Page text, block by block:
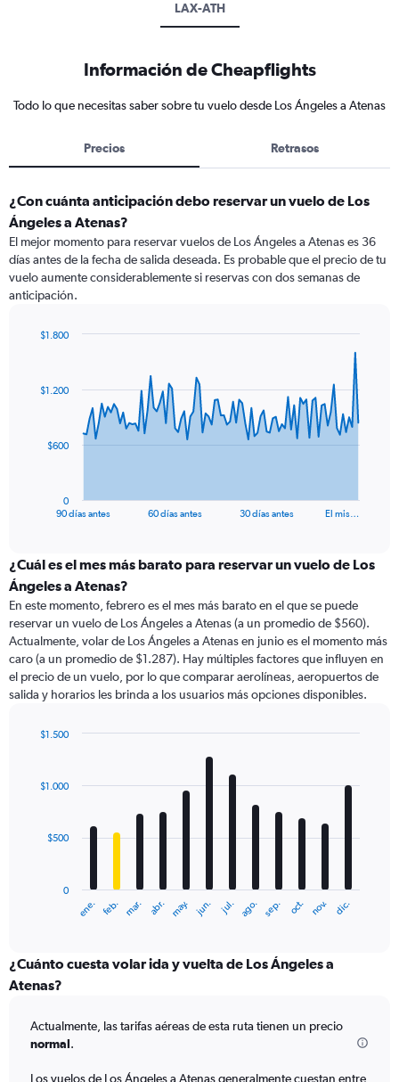
LAX-ATH
Información de Cheapflights
Todo lo que necesitas saber sobre tu vuelo desde Los Ángeles a Atenas
Precios Retrasos
¿Con cuánta anticipación debo reservar un vuelo de Los
Ángeles a Atenas?
El mejor momento para reservar vuelos de Los Ángeles a Atenas es 36
días antes de la fecha de salida deseada. Es probable que el precio de tu
vuelo aumente considerablemente si reservas con dos semanas de
anticipación.
data
The
categories.
Range:
91
categories.
The
chart
has
1
Y
displaying
90 días antes 60 días antes 30 días antes El mis…
0
$600
$1.200
$1.800
¿Cuál es el mes más barato para reservar un vuelo de Los
Ángeles a Atenas?
En este momento, febrero es el mes más barato en el que se puede
reservar un vuelo de Los Ángeles a Atenas (a un promedio de $560).
Actualmente, volar de Los Ángeles a Atenas en junio es el momento más
caro (a un promedio de $1.287). Hay múltiples factores que influyen en
el precio de un vuelo, por lo que comparar aerolíneas, aeropuertos de
salida y horarios les brinda a los usuarios más opciones disponibles.
with
12
The
categories.
Range:
The
chart
ene. feb. mar. abr. may. jun. jul. ago. sep. oct. nov. dic.
0
$500
$1.000
$1.500
¿Cuánto cuesta volar ida y vuelta de Los Ángeles a
Atenas?
Actualmente, las tarifas aéreas de esta ruta tienen un precio
normal.
Los vuelos de Los Ángeles a Atenas generalmente cuestan entre